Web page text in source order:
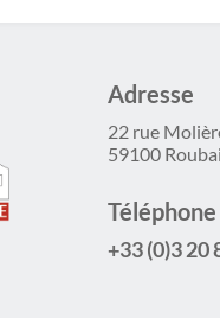
Adresse
22 rue
59100
Téléphone
+33 (0)3 20